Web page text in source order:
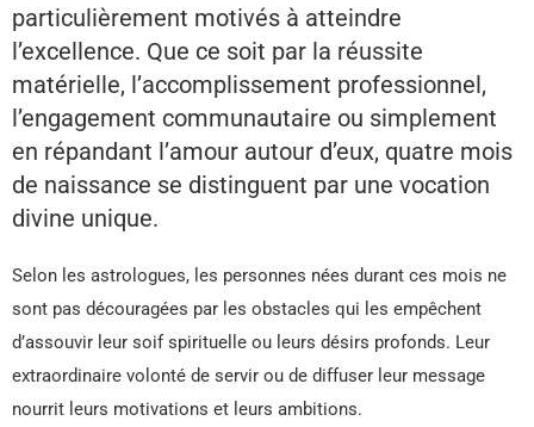
particulièrement motivés à atteindre
l’excellence. Que ce soit par la réussite
matérielle, l’accomplissement professionnel,
l’engagement communautaire ou simplement
en répandant l’amour autour d’eux, quatre mois
de naissance se distinguent par une vocation
divine unique.
Selon les astrologues, les personnes nées durant ces mois ne
sont pas découragées par les obstacles qui les empêchent
d’assouvir leur soif spirituelle ou leurs désirs profonds. Leur
extraordinaire volonté de servir ou de diffuser leur message
nourrit leurs motivations et leurs ambitions.